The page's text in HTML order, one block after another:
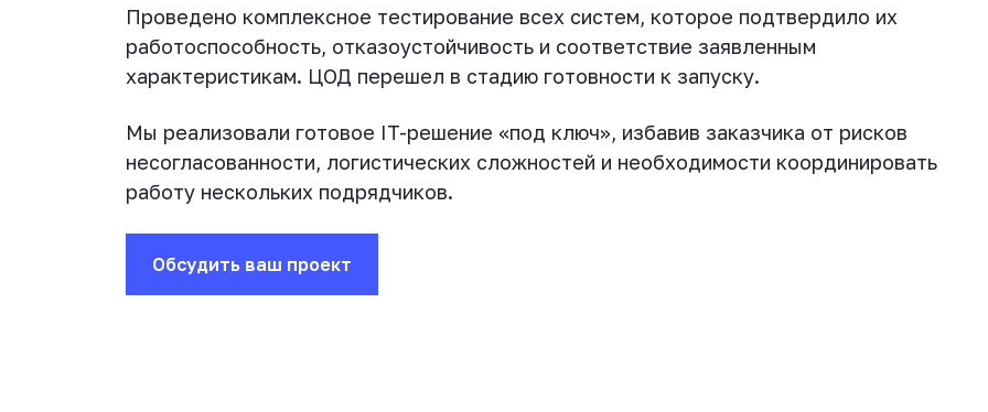
Проведено комплексное тестирование всех систем, которое подтвердило их
работоспособность, отказоустойчивость и соответствие заявленным
характеристикам. ЦОД перешел в стадию готовности к запуску.
Мы реализовали готовое IT-решение «под ключ», избавив заказчика от рисков
несогласованности, логистических сложностей и необходимости координировать
работу нескольких подрядчиков.
Обсудить ваш проект